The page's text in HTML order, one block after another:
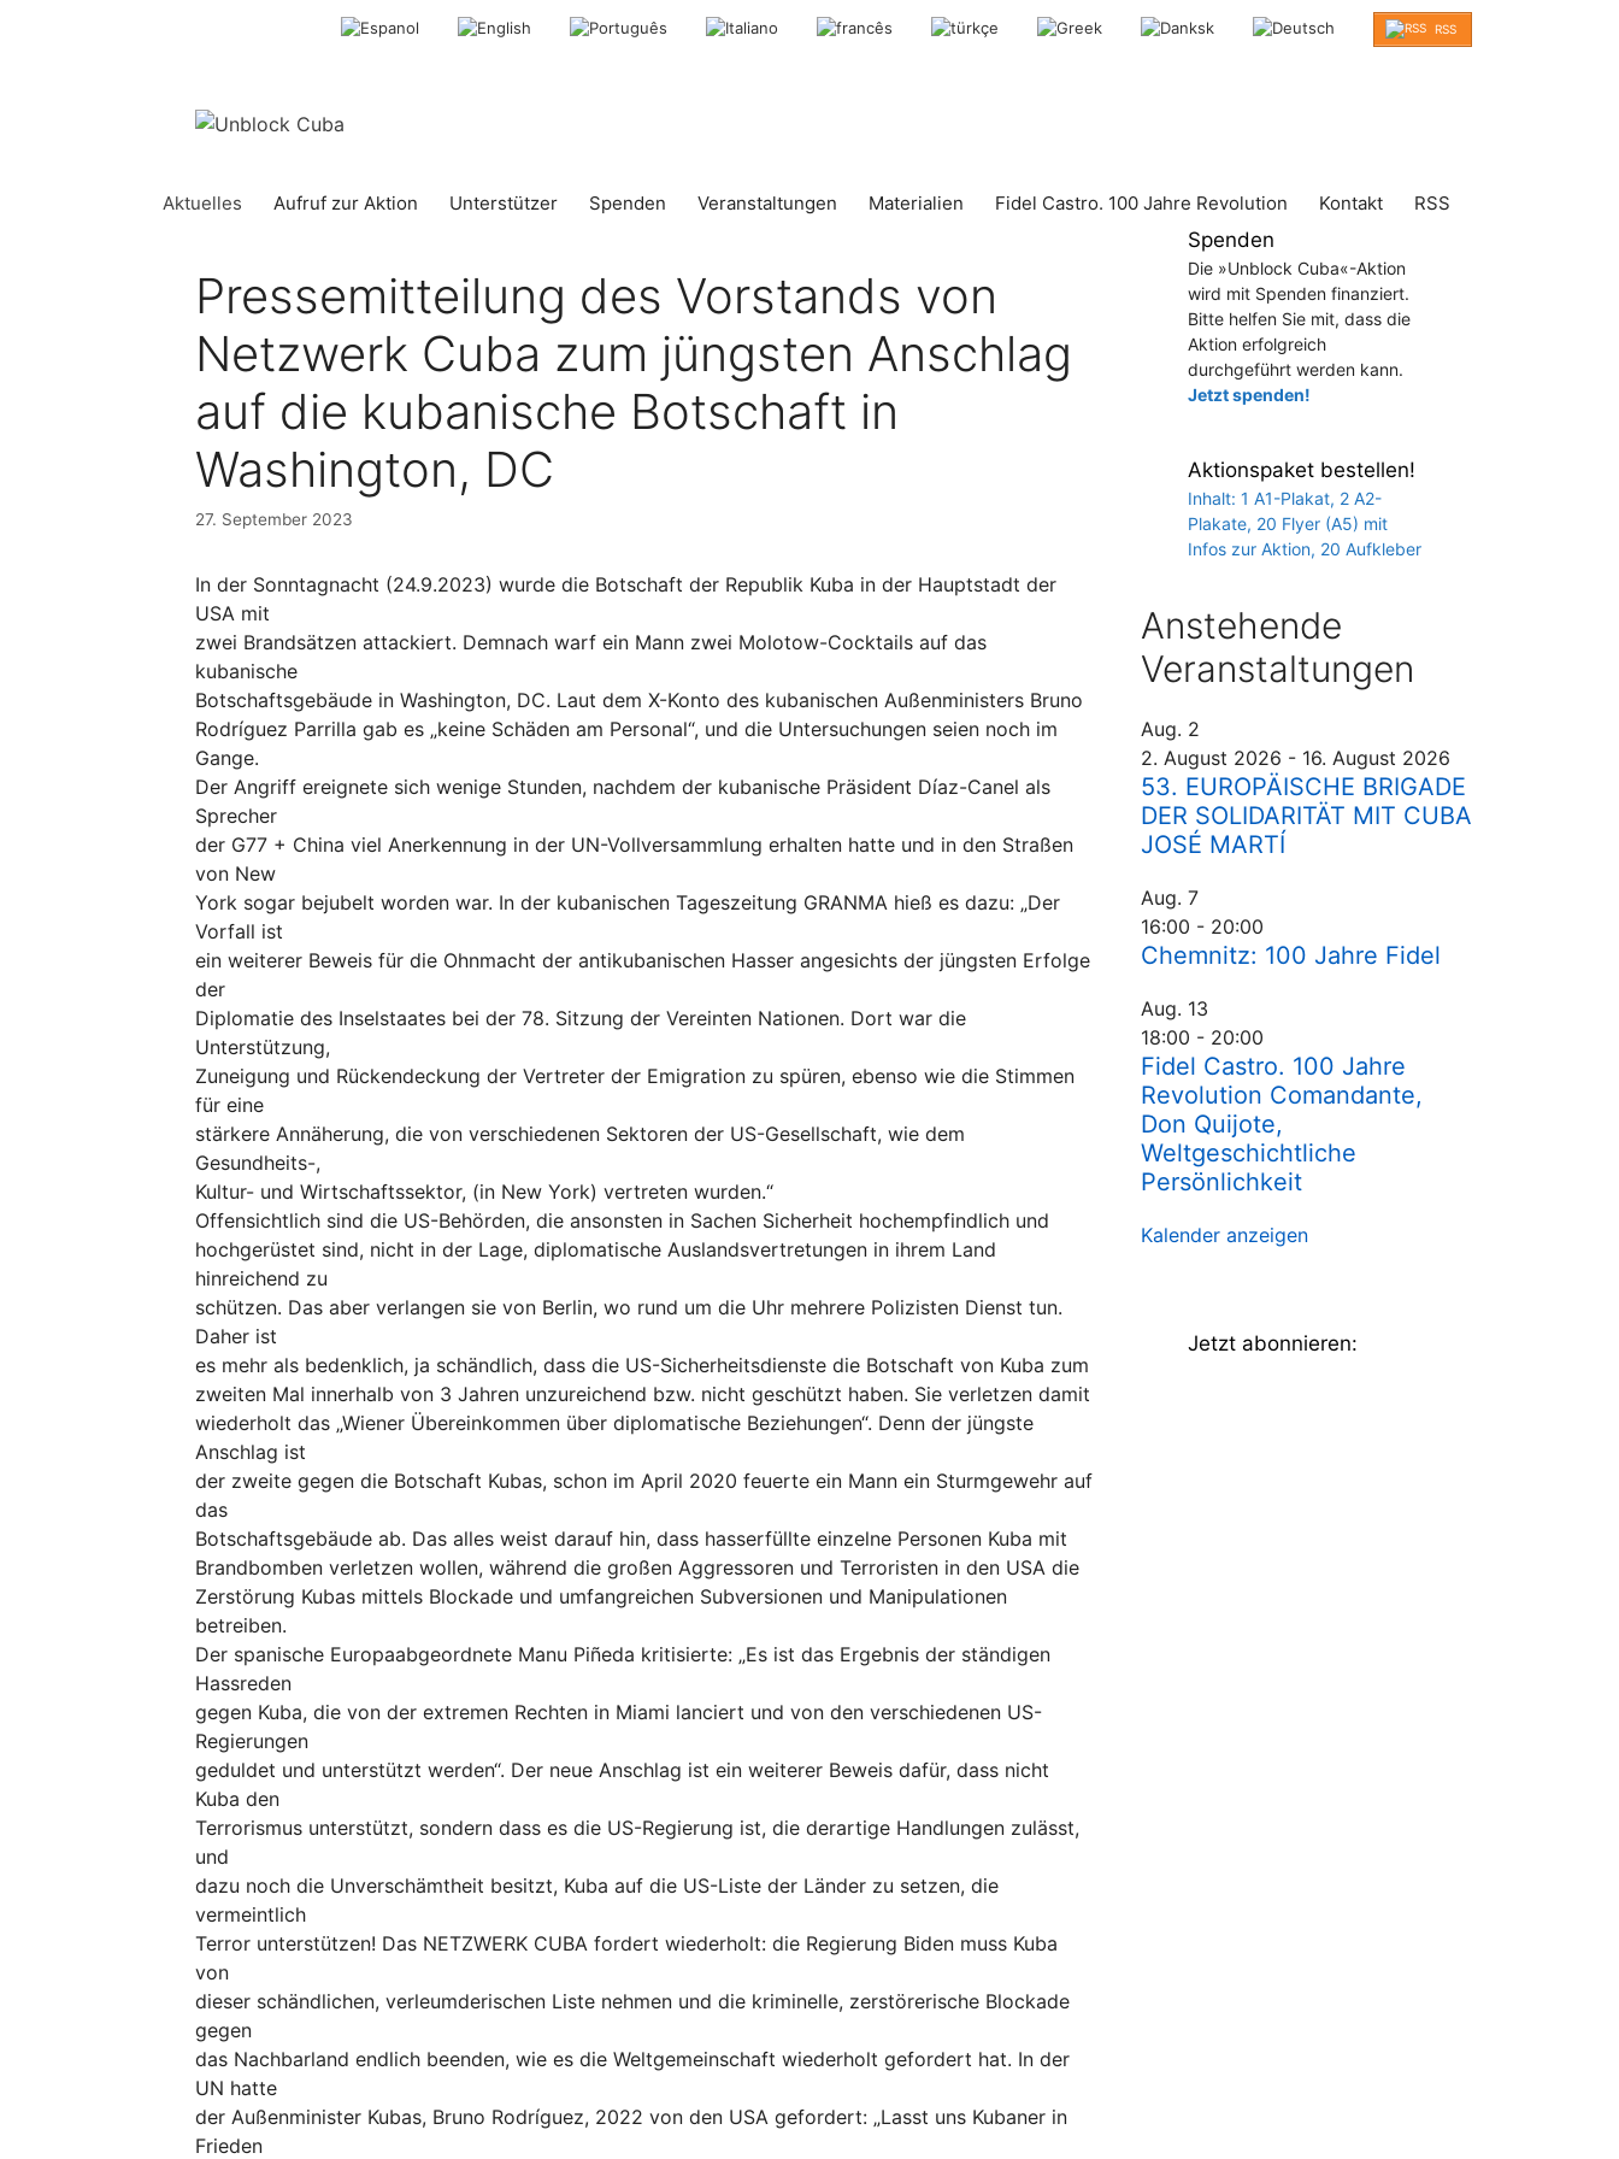
RSS
Aktuelles Aufruf zur Aktion Unterstützer Spenden Veranstaltungen Materialien Fidel Castro. 100 Jahre Revolution Kontakt RSS
Pressemitteilung des Vorstands von
Netzwerk Cuba zum jüngsten Anschlag
auf die kubanische Botschaft in
Washington, DC
27. September 2023
In der Sonntagnacht (24.9.2023) wurde die Botschaft der Republik Kuba in der Hauptstadt der
USA mit
zwei Brandsätzen attackiert. Demnach warf ein Mann zwei Molotow-Cocktails auf das
kubanische
Botschaftsgebäude in Washington, DC. Laut dem X-Konto des kubanischen Außenministers Bruno
Rodríguez Parrilla gab es „keine Schäden am Personal“, und die Untersuchungen seien noch im
Gange.
Der Angriff ereignete sich wenige Stunden, nachdem der kubanische Präsident Díaz-Canel als
Sprecher
der G77 + China viel Anerkennung in der UN-Vollversammlung erhalten hatte und in den Straßen
von New
York sogar bejubelt worden war. In der kubanischen Tageszeitung GRANMA hieß es dazu: „Der
Vorfall ist
ein weiterer Beweis für die Ohnmacht der antikubanischen Hasser angesichts der jüngsten Erfolge
der
Diplomatie des Inselstaates bei der 78. Sitzung der Vereinten Nationen. Dort war die
Unterstützung,
Zuneigung und Rückendeckung der Vertreter der Emigration zu spüren, ebenso wie die Stimmen
für eine
stärkere Annäherung, die von verschiedenen Sektoren der US-Gesellschaft, wie dem
Gesundheits-,
Kultur- und Wirtschaftssektor, (in New York) vertreten wurden.“
Offensichtlich sind die US-Behörden, die ansonsten in Sachen Sicherheit hochempfindlich und
hochgerüstet sind, nicht in der Lage, diplomatische Auslandsvertretungen in ihrem Land
hinreichend zu
schützen. Das aber verlangen sie von Berlin, wo rund um die Uhr mehrere Polizisten Dienst tun.
Daher ist
es mehr als bedenklich, ja schändlich, dass die US-Sicherheitsdienste die Botschaft von Kuba zum
zweiten Mal innerhalb von 3 Jahren unzureichend bzw. nicht geschützt haben. Sie verletzen damit
wiederholt das „Wiener Übereinkommen über diplomatische Beziehungen“. Denn der jüngste
Anschlag ist
der zweite gegen die Botschaft Kubas, schon im April 2020 feuerte ein Mann ein Sturmgewehr auf
das
Botschaftsgebäude ab. Das alles weist darauf hin, dass hasserfüllte einzelne Personen Kuba mit
Brandbomben verletzen wollen, während die großen Aggressoren und Terroristen in den USA die
Zerstörung Kubas mittels Blockade und umfangreichen Subversionen und Manipulationen
betreiben.
Der spanische Europaabgeordnete Manu Piñeda kritisierte: „Es ist das Ergebnis der ständigen
Hassreden
gegen Kuba, die von der extremen Rechten in Miami lanciert und von den verschiedenen US-
Regierungen
geduldet und unterstützt werden“. Der neue Anschlag ist ein weiterer Beweis dafür, dass nicht
Kuba den
Terrorismus unterstützt, sondern dass es die US-Regierung ist, die derartige Handlungen zulässt,
und
dazu noch die Unverschämtheit besitzt, Kuba auf die US-Liste der Länder zu setzen, die
vermeintlich
Terror unterstützen! Das NETZWERK CUBA fordert wiederholt: die Regierung Biden muss Kuba
von
dieser schändlichen, verleumderischen Liste nehmen und die kriminelle, zerstörerische Blockade
gegen
das Nachbarland endlich beenden, wie es die Weltgemeinschaft wiederholt gefordert hat. In der
UN hatte
der Außenminister Kubas, Bruno Rodríguez, 2022 von den USA gefordert: „Lasst uns Kubaner in
Frieden
Spenden
Die »Unblock Cuba«-Aktion
wird mit Spenden finanziert.
Bitte helfen Sie mit, dass die
Aktion erfolgreich
durchgeführt werden kann.
Jetzt spenden!
Aktionspaket bestellen!
Inhalt: 1 A1-Plakat, 2 A2-
Plakate, 20 Flyer (A5) mit
Infos zur Aktion, 20 Aufkleber
Anstehende
Veranstaltungen
Aug. 2
2. August 2026 - 16. August 2026
53. EUROPÄISCHE BRIGADE
DER SOLIDARITÄT MIT CUBA
JOSÉ MARTÍ
Aug. 7
16:00 - 20:00
Chemnitz: 100 Jahre Fidel
Aug. 13
18:00 - 20:00
Fidel Castro. 100 Jahre
Revolution Comandante,
Don Quijote,
Weltgeschichtliche
Persönlichkeit
Kalender anzeigen
Jetzt abonnieren: